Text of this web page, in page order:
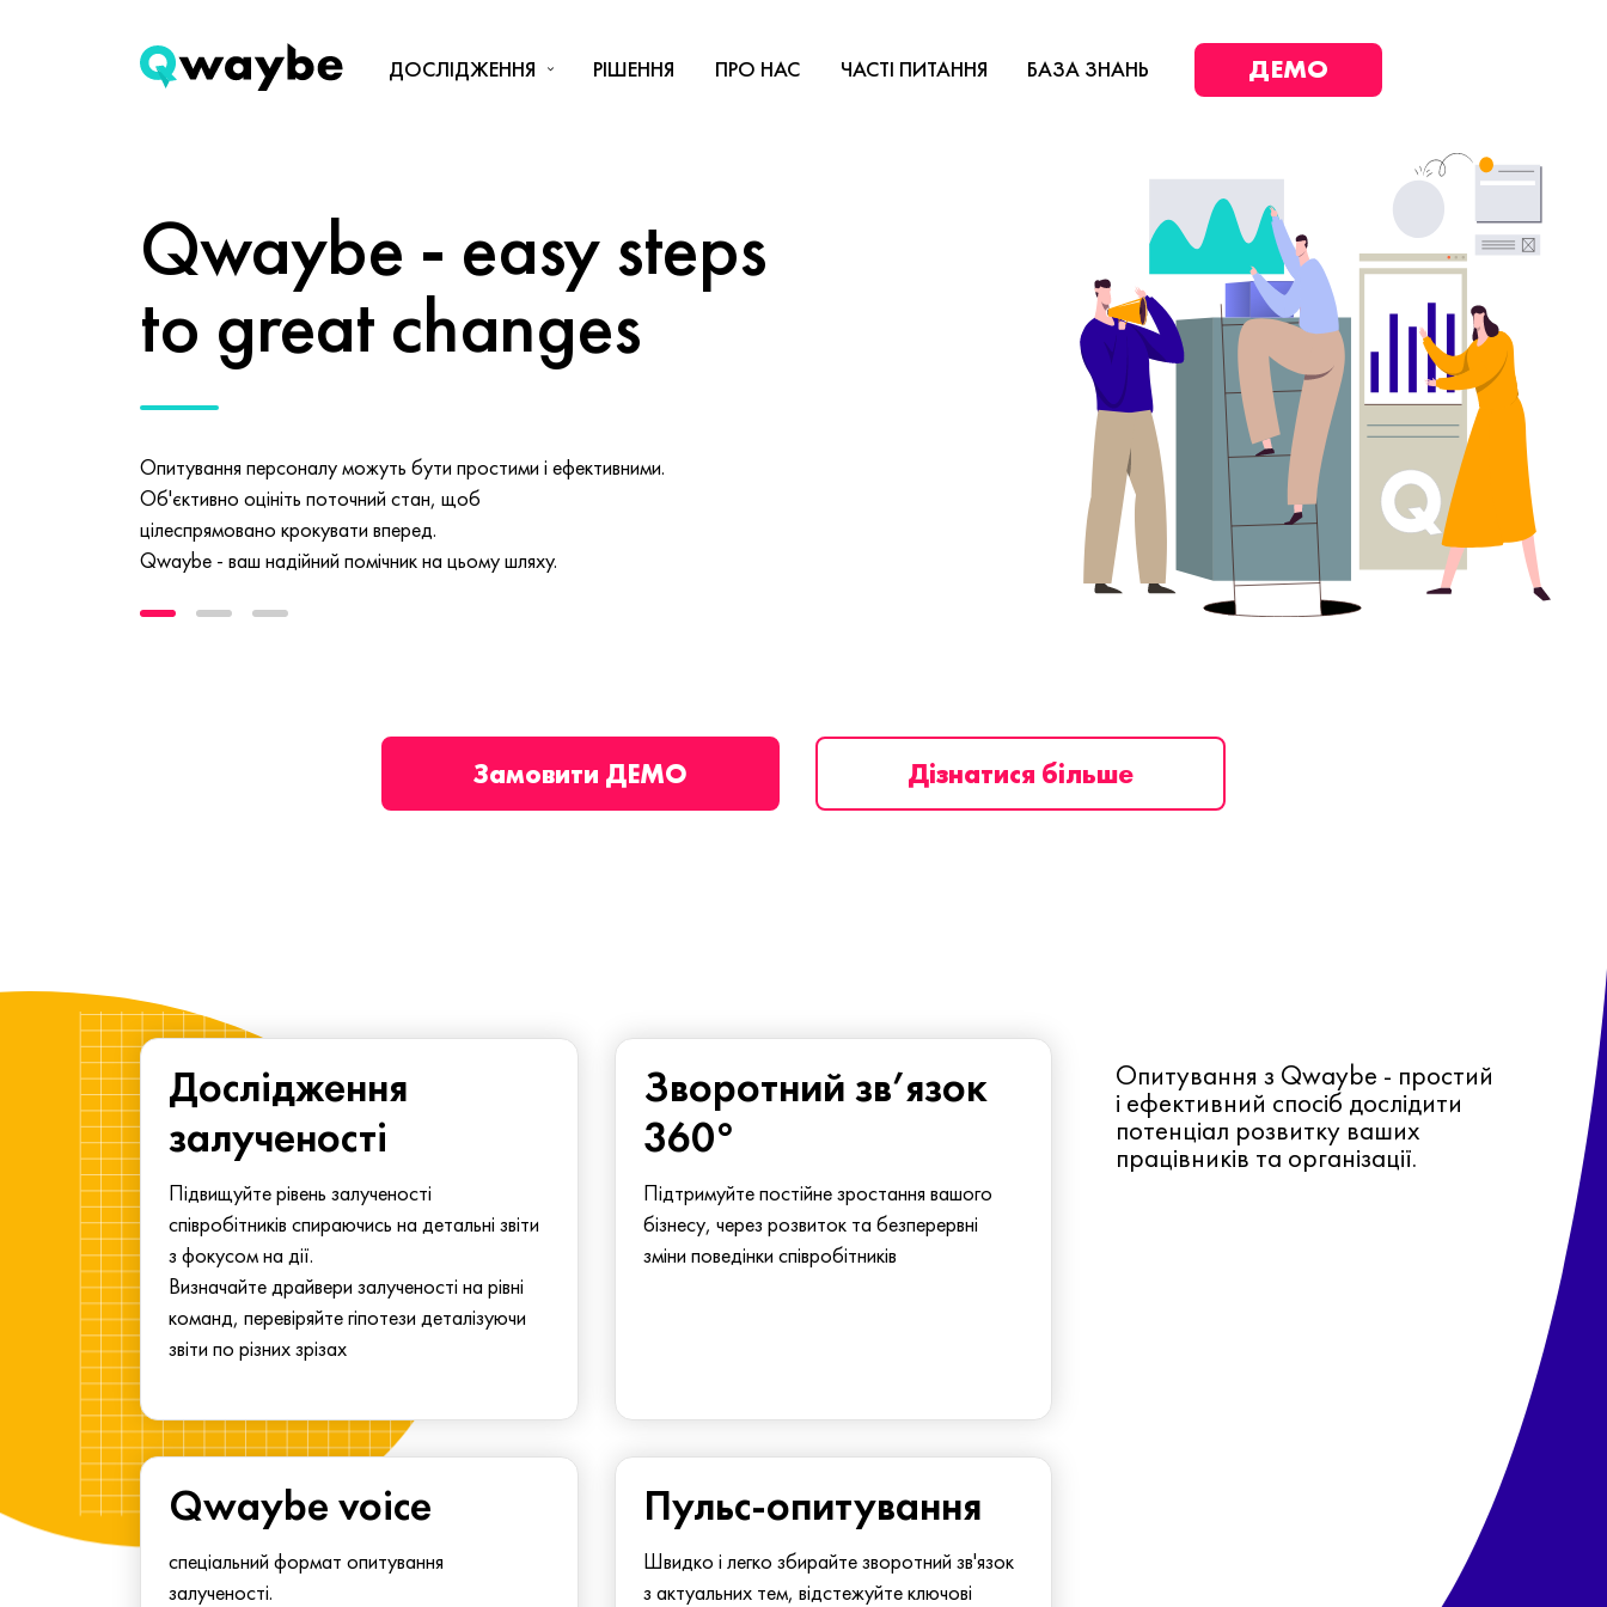
ДОСЛІДЖЕННЯ РІШЕННЯ ПРО НАС ЧАСТІ ПИТАННЯ БАЗА ЗНАНЬ ДЕМО
Qwaybe - easy steps
to great changes
Опитування персоналу можуть бути простими і ефективними.
Об'єктивно оцініть поточний стан, щоб
цілеспрямовано крокувати вперед.
Qwaybe - ваш надійний помічник на цьому шляху.
Замовити ДЕМО Дізнатися більше
Дослідження
залученості
Підвищуйте рівень залученості
співробітників спираючись на детальні звіти
з фокусом на дії.
Визначайте драйвери залученості на рівні
команд, перевіряйте гіпотези деталізуючи
звіти по різних зрізах
Зворотний зв’язок
360°
Підтримуйте постійне зростання вашого
бізнесу, через розвиток та безперервні
зміни поведінки співробітників
Опитування з Qwaybe - простий
і ефективний спосіб дослідити
потенціал розвитку ваших
працівників та організації.
Qwaybe voice
спеціальний формат опитування
залученості.
Пульс-опитування
Швидко і легко збирайте зворотний зв'язок
з актуальних тем, відстежуйте ключові